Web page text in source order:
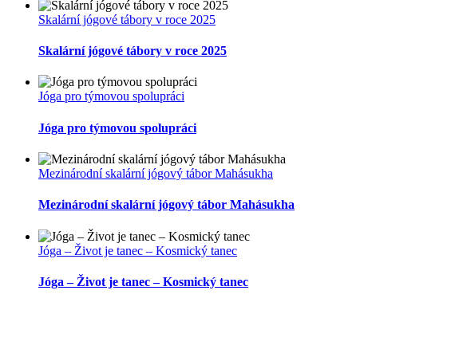
Skalární jógové tábory v roce 2025
Skalární jógové tábory v roce 2025
Jóga pro týmovou spolupráci
Jóga pro týmovou spolupráci
Mezinárodní skalární jógový tábor Mahásukha
Mezinárodní skalární jógový tábor Mahásukha
Jóga – Život je tanec – Kosmický tanec
Jóga – Život je tanec – Kosmický tanec